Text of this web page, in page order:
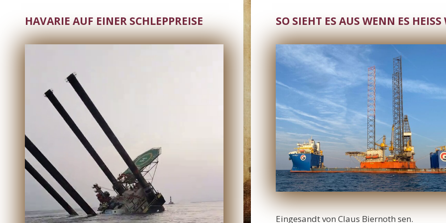
HAVARIE AUF EINER SCHLEPPREISE SO SIEHT ES AUS WENN ES HEISS
Eingesandt von Claus Biernoth sen.